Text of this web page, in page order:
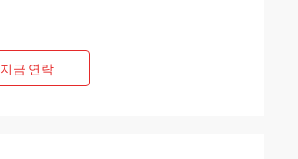
지금 연락